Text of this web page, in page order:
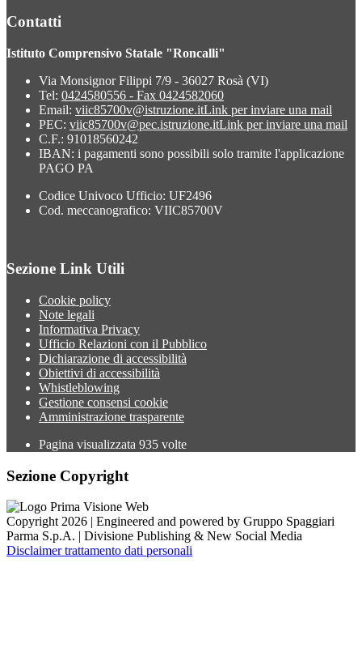
Contatti
Istituto Comprensivo Statale "Roncalli"
Via Monsignor Filippi 7/9 - 36027 Rosà (VI)
Tel: 0424580556 - Fax 0424582060
Email: viic85700v@istruzione.itLink per inviare una mail
PEC: viic85700v@pec.istruzione.itLink per inviare una mail
C.F.: 91018560242
IBAN: i pagamenti sono possibili solo tramite l'applicazione
PAGO PA
Codice Univoco Ufficio: UF2496
Cod. meccanografico: VIIC85700V
Sezione Link Utili
Cookie policy
Note legali
Informativa Privacy
Ufficio Relazioni con il Pubblico
Dichiarazione di accessibilità
Obiettivi di accessibilità
Whistleblowing
Gestione consensi cookie
Amministrazione trasparente
Pagina visualizzata 935 volte
Sezione Copyright
Copyright 2026 | Engineered and powered by Gruppo Spaggiari
Parma S.p.A. | Divisione Publishing & New Social Media
Disclaimer trattamento dati personali